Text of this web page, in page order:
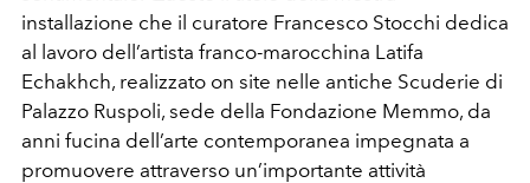
installazione che il curatore Francesco Stocchi dedica
al lavoro dell’artista franco-marocchina Latifa
Echakhch, realizzato on site nelle antiche Scuderie di
Palazzo Ruspoli, sede della Fondazione Memmo, da
anni fucina dell’arte contemporanea impegnata a
promuovere attraverso un’importante attività